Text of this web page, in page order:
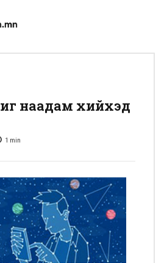
наадам хийхэд
1 min